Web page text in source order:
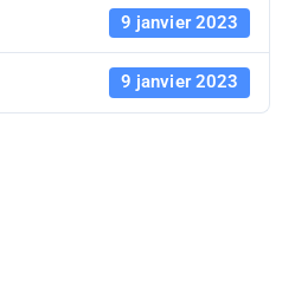
9 janvier 2023
9 janvier 2023